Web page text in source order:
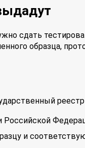
сдать
образца,
Российской
и